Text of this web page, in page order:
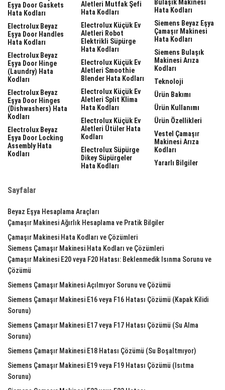
Eşya Door Gaskets
Hata Kodları
Electrolux Beyaz
Eşya Door Handles
Hata Kodları
Electrolux Beyaz
Eşya Door Hinge
(laundry) Hata
Kodları
Electrolux Beyaz
Eşya Door Hinges
(dishwashers) Hata
Kodları
Electrolux Beyaz
Eşya Door Locking
Assembly Hata
Kodları
Aletleri Mutfak Şefi
Hata Kodları
Electrolux Küçük Ev
Aletleri Robot
Elektrikli Süpürge
Hata Kodları
Electrolux Küçük Ev
Aletleri Smoothie
Blender Hata Kodları
Electrolux Küçük Ev
Aletleri Split Klima
Hata Kodları
Electrolux Küçük Ev
Aletleri Ütüler Hata
Kodları
Electrolux Süpürge
Dikey Süpürgeler
Hata Kodları
Bulaşık Makinesi
Hata Kodları
Siemens Beyaz Eşya
Çamaşır Makinesi
Hata Kodları
Siemens Bulaşık
Makinesi Arıza
Kodları
Teknoloji
Ürün Bakımı
Ürün Kullanımı
Ürün Özellikleri
Vestel Çamaşır
Makinesi Arıza
Kodları
Yararlı Bilgiler
Sayfalar
Beyaz Eşya Hesaplama Araçları
Çamaşır Makinesi Ağırlık Hesaplama ve Pratik Bilgiler
Çamaşır Makinesi Hata Kodları ve Çözümleri
Siemens Çamaşır Makinesi Hata Kodları ve Çözümleri
Çamaşır Makinesi E20 veya F20 Hatası: Beklenmedik Isınma Sorunu ve
Çözümü
Siemens Çamaşır Makinesi Açılmıyor Sorunu ve Çözümü
Siemens Çamaşır Makinesi E16 veya F16 Hatası Çözümü (Kapak Kilidi
Sorunu)
Siemens Çamaşır Makinesi E17 veya F17 Hatası Çözümü (Su Alma
Sorunu)
Siemens Çamaşır Makinesi E18 Hatası Çözümü (Su Boşaltmıyor)
Siemens Çamaşır Makinesi E19 veya F19 Hatası Çözümü (Isıtma
Sorunu)